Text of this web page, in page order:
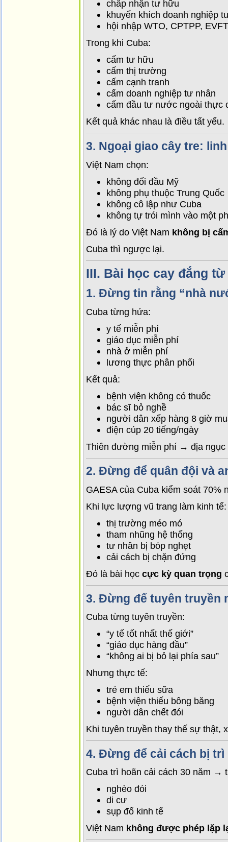
chấp nhận tư hữu
khuyến khích doanh nghiệp
hội nhập WTO, CPTPP,
Trong khi Cuba:
cấm tư hữu
cấm thị trường
cấm cạnh tranh
cấm doanh nghiệp tư nhân
cấm đầu tư nước ngoài thực
Kết quả khác nhau là điều tất yếu.
3. Ngoại giao cây tre:
Việt Nam chọn:
không đối đầu Mỹ
không phụ thuộc Trung Quốc
không cô lập như Cuba
không tự trói mình vào một
Đó là lý do Việt Nam không bị
Cuba thì ngược lại.
III. Bài học cay đắng
1. Đừng tin rằng “nhà
Cuba từng hứa:
y tế miễn phí
giáo dục miễn phí
nhà ở miễn phí
lương thực phân phối
Kết quả:
bệnh viện không có thuốc
bác sĩ bỏ nghề
người dân xếp hàng 8 giờ
điện cúp 20 tiếng/ngày
Thiên đường miễn phí → địa ngục
2. Đừng để quân đội và
GAESA của Cuba kiểm soát 70%
Khi lực lượng vũ trang làm kinh tế:
thị trường méo mó
tham nhũng hệ thống
tư nhân bị bóp nghẹt
cải cách bị chặn đứng
Đó là bài học cực kỳ quan trọng
3. Đừng để tuyên truyền
Cuba từng tuyên truyền:
“y tế tốt nhất thế giới”
“giáo dục hàng đầu”
“không ai bị bỏ lại phía sau”
Nhưng thực tế:
trẻ em thiếu sữa
bệnh viện thiếu bông băng
người dân chết đói
Khi tuyên truyền thay thế sự thật,
4. Đừng để cải cách bị trì
Cuba trì hoãn cải cách 30 năm →
nghèo đói
di cư
sụp đổ kinh tế
Việt Nam không được phép lặp